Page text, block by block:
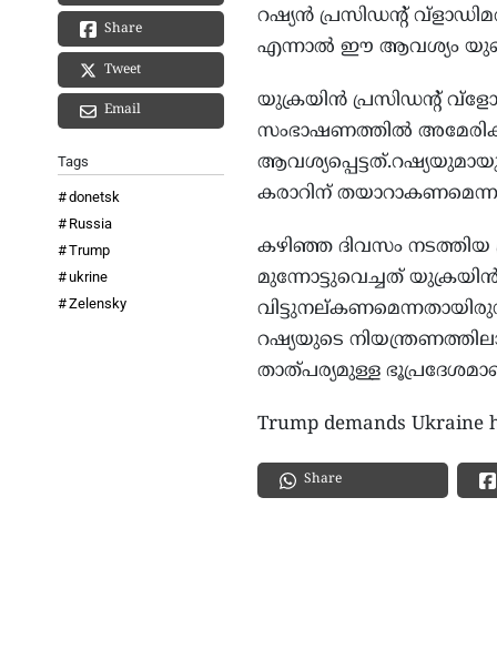
Share
Tweet
Email
Tags
donetsk
Russia
Trump
ukrine
Zelensky
റഷ്യന്‍ പ്രസിഡന്റ്
എന്നാല്‍ ഈ ആവശ്യം
യുക്രയിന്‍ പ്രസിഡന്റ്
സംഭാഷണത്തില്‍
കരാറിന്
കഴിഞ്ഞ ദിവസം നടത്തിയ
മുന്നോട്ടുവെച്ചത്
റഷ്യയുടെ
താത്പര്യമുള്ള
Trump demands Ukraine
Share